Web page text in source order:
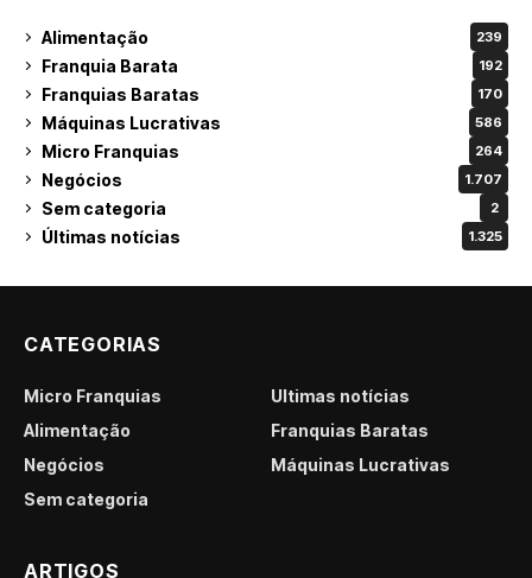
Alimentação 239
Franquia Barata 192
Franquias Baratas 170
Máquinas Lucrativas 586
Micro Franquias 264
Negócios 1.707
Sem categoria 2
Últimas notícias 1.325
CATEGORIAS
Micro Franquias
Últimas notícias
Alimentação
Franquias Baratas
Negócios
Máquinas Lucrativas
Sem categoria
ARTIGOS